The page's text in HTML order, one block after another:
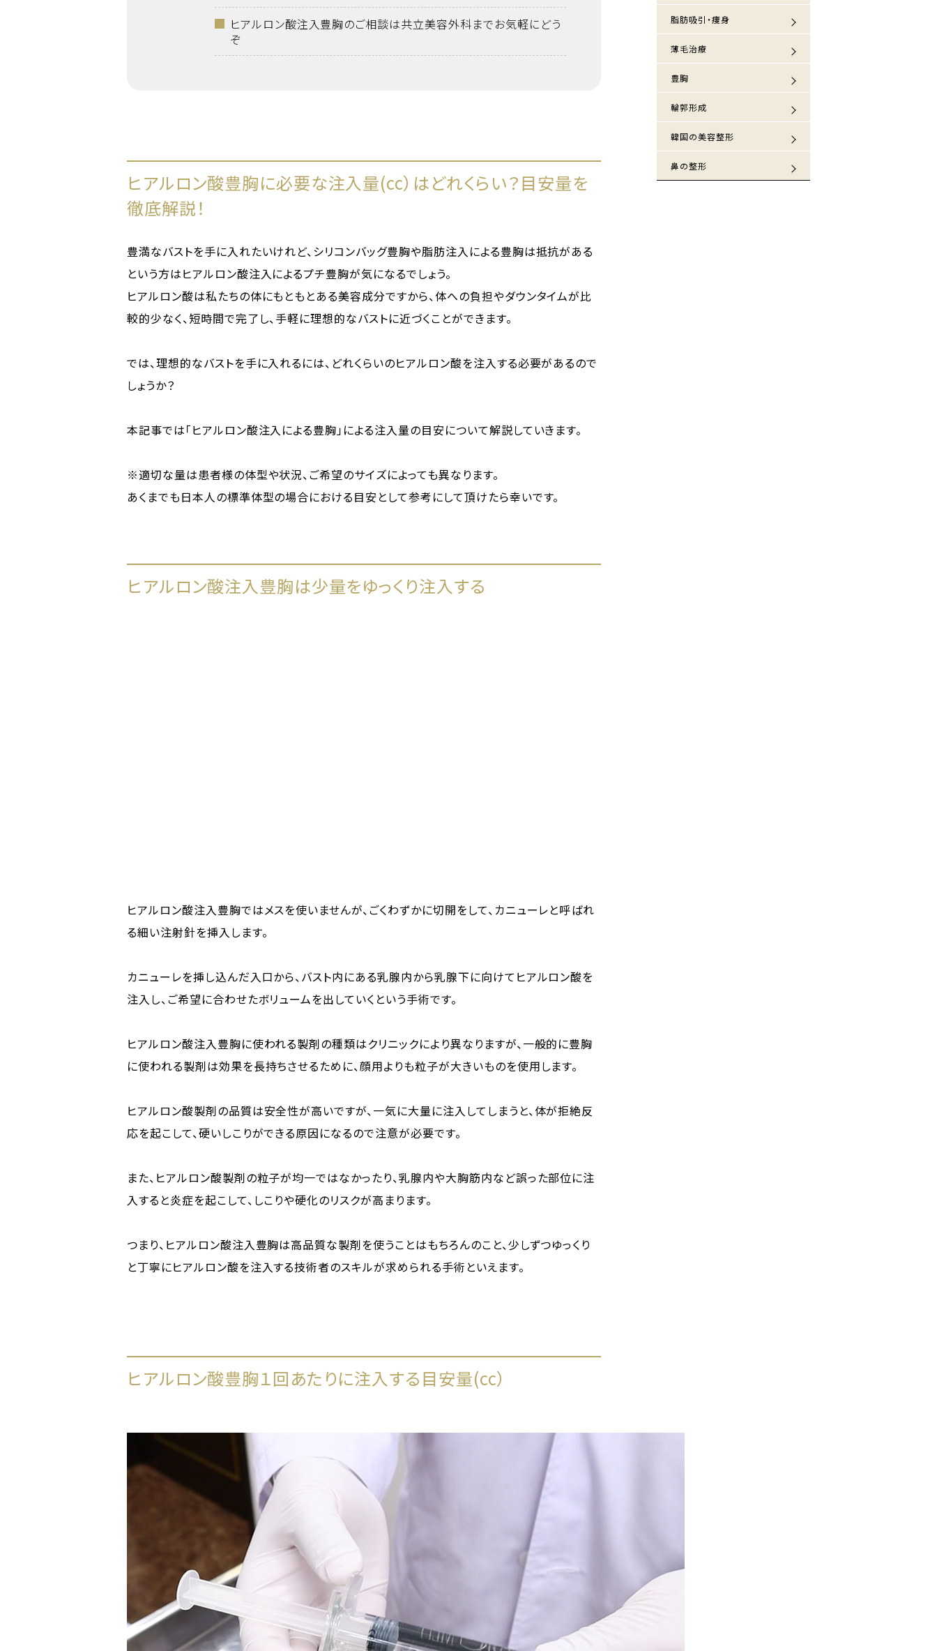
ヒアルロン酸注入豊胸のご相談は共立美容外科までお気軽にどう
ぞ
ヒアルロン酸豊胸に必要な注入量(cc）はどれくらい？目安量を
徹底解説！
豊満なバストを手に入れたいけれど、シリコンバッグ豊胸や脂肪注入による豊胸は抵抗がある
という方はヒアルロン酸注入によるプチ豊胸が気になるでしょう。
ヒアルロン酸は私たちの体にもともとある美容成分ですから、体への負担やダウンタイムが比
較的少なく、短時間で完了し、手軽に理想的なバストに近づくことができます。
では、理想的なバストを手に入れるには、どれくらいのヒアルロン酸を注入する必要があるので
しょうか？
本記事では「ヒアルロン酸注入による豊胸」による注入量の目安について解説していきます。
※適切な量は患者様の体型や状況、ご希望のサイズによっても異なります。
あくまでも日本人の標準体型の場合における目安として参考にして頂けたら幸いです。
ヒアルロン酸注入豊胸は少量をゆっくり注入する
ヒアルロン酸注入豊胸ではメスを使いませんが、ごくわずかに切開をして、カニューレと呼ばれ
る細い注射針を挿入します。
カニューレを挿し込んだ入口から、バスト内にある乳腺内から乳腺下に向けてヒアルロン酸を
注入し、ご希望に合わせたボリュームを出していくという手術です。
ヒアルロン酸注入豊胸に使われる製剤の種類はクリニックにより異なりますが、一般的に豊胸
に使われる製剤は効果を長持ちさせるために、顔用よりも粒子が大きいものを使用します。
ヒアルロン酸製剤の品質は安全性が高いですが、一気に大量に注入してしまうと、体が拒絶反
応を起こして、硬いしこりができる原因になるので注意が必要です。
また、ヒアルロン酸製剤の粒子が均一ではなかったり、乳腺内や大胸筋内など誤った部位に注
入すると炎症を起こして、しこりや硬化のリスクが高まります。
つまり、ヒアルロン酸注入豊胸は高品質な製剤を使うことはもちろんのこと、少しずつゆっくり
と丁寧にヒアルロン酸を注入する技術者のスキルが求められる手術といえます。
ヒアルロン酸豊胸１回あたりに注入する目安量(cc）
脂肪吸引・痩身
薄毛治療
豊胸
輪郭形成
韓国の美容整形
鼻の整形